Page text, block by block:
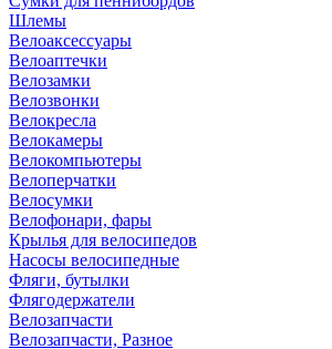
Шлемы
Велоаксессуары
Велоаптечки
Велозамки
Велозвонки
Велокресла
Велокамеры
Велокомпьютеры
Велоперчатки
Велосумки
Велофонари, фары
Крылья для велосипедов
Насосы велосипедные
Фляги, бутылки
Флягодержатели
Велозапчасти
Велозапчасти, Разное